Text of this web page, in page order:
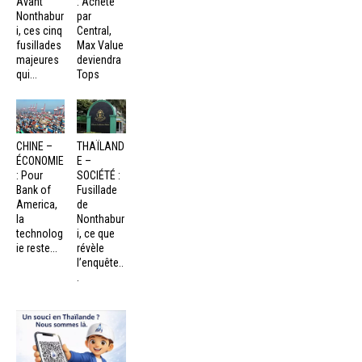
Nonthabur
i, ces cinq
fusillades
majeures
qui...
par
Central,
Max Value
deviendra
Tops
CHINE –
ÉCONOMIE
: Pour
Bank of
America,
la
technolog
ie reste...
THAÏLAND
E –
SOCIÉTÉ :
Fusillade
de
Nonthabur
i, ce que
révèle
l’enquête..